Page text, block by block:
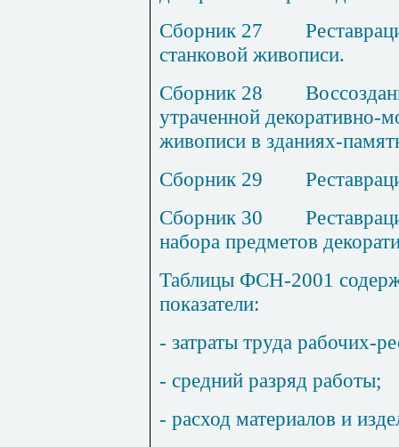
Сборник 27 Р
станковой живописи.
Сборник 28 В
утраченной декоративно-
живописи в зданиях-
Сборник 29 Р
Сборник 30 Рест
набора предметов
Таблицы ФСН-2001
показатели:
- затраты труда рабочих-
- средний разряд работы;
- расход материалов и